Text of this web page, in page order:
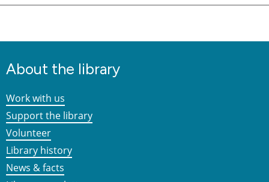
About the library
Work with us
Support the library
Volunteer
Library history
News & facts